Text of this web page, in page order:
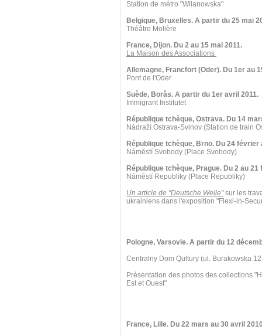
Station de métro "Wilanowska"
Belgique, Bruxelles. A partir du 25 mai
Théâtre Molière
France, Dijon. Du 2 au 15 mai 2011.
La Maison des Associations
Allemagne, Francfort (Oder). Du 1er au
Pont de l'Oder
Suède, Borås. A partir du 1er avril 2011.
Immigrant Institutet
République tchèque, Ostrava. Du 14
Nádraží Ostrava-Svinov (Station de train
République tchèque, Brno. Du 24 février
Náměstí Svobody (Place Svobody)
République tchèque, Prague. Du 2 au 21
Náměstí Republiky (Place Republiky)
Un article de "Deutsche Welle"sur les
ukrainiens dans l'exposition "Flexi-in-
Pologne, Varsovie. A partir du 12
Centralny Dom Qultury (ul. Burakowska
Présentation des photos des collections
Est et Ouest"
France, Lille. Du 22 mars au 30 avril